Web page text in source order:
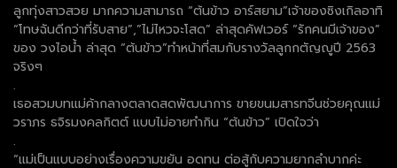
ลูกทุ่งสาวสวย มากความสามารถ “ต้นข้าว อาร์สยาม”เจ้าของซิงเกิลอาทิ
“โทษฉันดีกว่าที่รับสาย”,”ไม่ไหวจะโสด” ล่าสุดคัฟเวอร์ “รักคนมีเจ้าของ”
ของ วงไอน้ำ ล่าสุด “ต้นข้าว”ทำหน้าที่สมกับรางวัลลูกกตัญญูปี 2563
จริงๆ
.
เธอสวมบทแม่ค้ากลางตลาดสดพัฒนาการ ขายขนมสารทจีนช่วยคุณแม่
วราภร ธจิรมงคลกิตต์ แบบไม่อายทำกิน “ต้นข้าว” เปิดใจว่า
.
“แม่เป็นแบบอย่างเรื่องความขยัน อดทน ต่อสู้กับความยากลำบากค่ะ